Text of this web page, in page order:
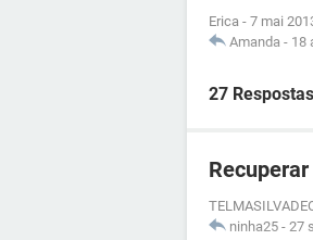
Erica - 7 mai
Amanda - 18
27 Respostas
ninha25 - 27